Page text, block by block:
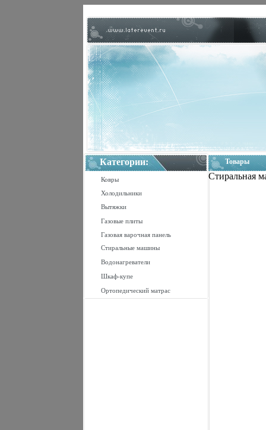
Категории:
Ковры
Холодильники
Вытяжки
Газовые плиты
Газовая варочная панель
Стиральные машины
Водонагреватели
Шкаф-купе
Ортопедический матрас
Товары
Стиральная